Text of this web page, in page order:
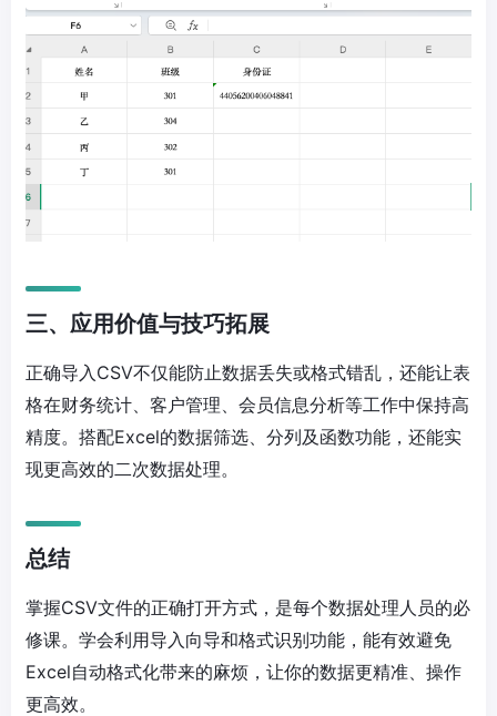
三、应用价值与技巧拓展
正确导入CSV不仅能防止数据丢失或格式错乱，还能让表
格在财务统计、客户管理、会员信息分析等工作中保持高
精度。搭配Excel的数据筛选、分列及函数功能，还能实
现更高效的二次数据处理。
总结
掌握CSV文件的正确打开方式，是每个数据处理人员的必
修课。学会利用导入向导和格式识别功能，能有效避免
Excel自动格式化带来的麻烦，让你的数据更精准、操作
更高效。